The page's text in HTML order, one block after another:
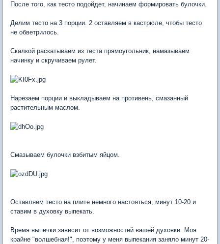
После того, как тесто подойдет, начинаем формировать булочки.
Делим тесто на 3 порции. 2 оставляем в кастрюле, чтобы тесто
не обветрилось.
Скалкой раскатываем из теста прямоугольник, намазываем
начинку и скручиваем рулет.
Нарезаем порции и выкладываем на противень, смазанный
растительным маслом.
Смазываем булочки взбитым яйцом.
Оставляем тесто на плите немного настояться, минут 10-20 и
ставим в духовку выпекать.
Время выпечки зависит от возможностей вашей духовки. Моя
крайне "волшебная!", поэтому у меня выпекания заняло минут 20-